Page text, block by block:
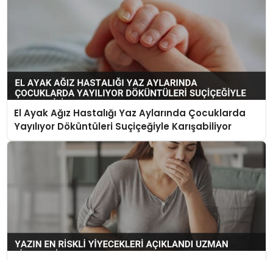
El Ayak Ağız Hastalığı Yaz Aylarında Çocuklarda
Yayılıyor Döküntüleri Suçiçeğiyle Karışabiliyor